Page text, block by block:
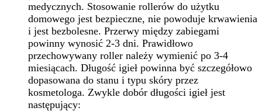
medycznych. Stosowanie rollerów do użytku
domowego jest bezpieczne, nie powoduje krwawienia
i jest bezbolesne. Przerwy między zabiegami
powinny wynosić 2-3 dni. Prawidłowo
przechowywany roller należy wymienić po 3-4
miesiącach. Długość igieł powinna być szczegółowo
dopasowana do stanu i typu skóry przez
kosmetologa. Zwykle dobór długości igieł jest
następujący: